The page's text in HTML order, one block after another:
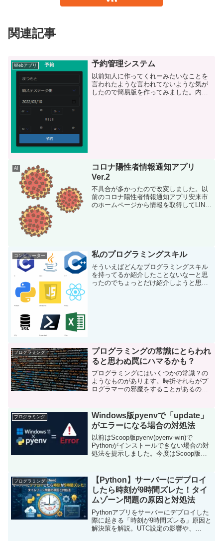
関連記事
Webアプリ 予約管理システム
以前知人に作ってくれーみたいなことを
言われたような言われてないような気が
したので簡易版を作ってみました。内容
AI
コロナ陽性者情報通知アプリ
Ver.2
不具合が多かったので改変しました。以
前のコロナ陽性者情報通知アプリ安来市
のホームページから情報を取得してLINE
コンピューター 私のプログラミングスキル
そういえばどんなプログラミングスキル
を持ってるか紹介したことないなーと思
ったのでちょっとだけ紹介しようと思い
プログラミング
プログラミングの常識にとらわれ
ると思わぬ罠にハマるかも？
プログラミングにはいくつかの常識？の
ようなものがあります。時折それらがプ
ログラマーの邪魔をすることがあるので
すが、過ぎたログ出力はプログラムのパ
フォーマンスを落としたり...
プログラミング
Windows版pyenvで「update」
がエラーになる場合の対処法
以前はScoop版pyenv(pyenv-win)で
Pythonがインストールできない場合の対
処法を提示しました。今度はScoop版だ
発生しているよう...
プログラミング
【Python】サーバーにデプロイ
したら時刻が9時間ズレた！タイ
ムゾーン問題の原因と対処法
Pythonアプリをサーバーにデプロイした
際に起きる「時刻が9時間ズレる」原因と
解決策を解説。UTC設定の影響や、